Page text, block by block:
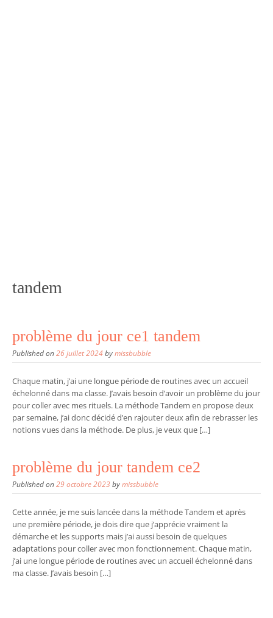
tandem
problème du jour ce1 tandem
Published on26 juillet 2024bymissbubble
Chaque matin, j’ai une longue période de routines avec un accueil
échelonné dans ma classe. J’avais besoin d’avoir un problème du jour
pour coller avec mes rituels. La méthode Tandem en propose deux
par semaine, j’ai donc décidé d’en rajouter deux afin de rebrasser les
notions vues dans la méthode. De plus, je veux que […]
problème du jour tandem ce2
Published on29 octobre 2023bymissbubble
Cette année, je me suis lancée dans la méthode Tandem et après
une première période, je dois dire que j’apprécie vraiment la
démarche et les supports mais j’ai aussi besoin de quelques
adaptations pour coller avec mon fonctionnement. Chaque matin,
j’ai une longue période de routines avec un accueil échelonné dans
ma classe. J’avais besoin […]